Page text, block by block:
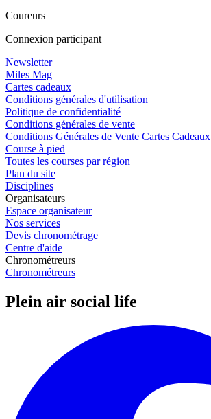
Coureurs
Connexion participant
Newsletter
Miles Mag
Cartes cadeaux
Conditions générales d'utilisation
Politique de confidentialité
Conditions générales de vente
Conditions Générales de Vente Cartes Cadeaux
Course à pied
Toutes les courses par région
Plan du site
Disciplines
Organisateurs
Espace organisateur
Nos services
Devis chronométrage
Centre d'aide
Chronométreurs
Chronométreurs
Plein air social life